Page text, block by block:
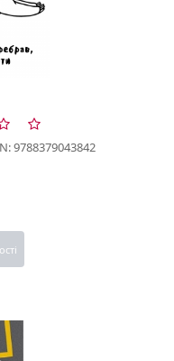
9788379043842